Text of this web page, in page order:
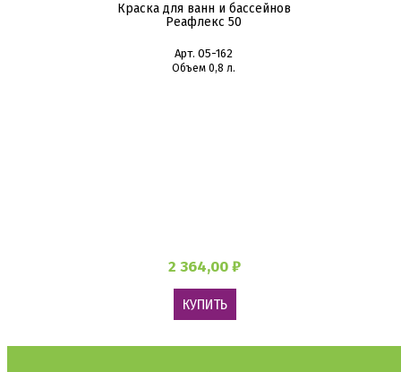
Краска для ванн и бассейнов
Реафлекс 50
Арт. 05-162
Объем 0,8 л.
2 364,00 ₽
КУПИТЬ